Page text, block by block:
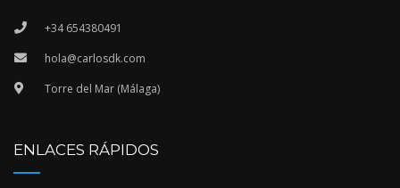
+34 654380491
hola@carlosdk.com
Torre del Mar (Málaga)
ENLACES RÁPIDOS